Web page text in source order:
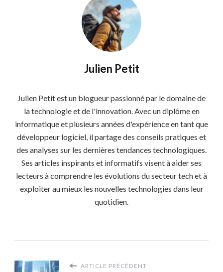
Julien Petit
Julien Petit est un blogueur passionné par le domaine de
la technologie et de l'innovation. Avec un diplôme en
informatique et plusieurs années d'expérience en tant que
développeur logiciel, il partage des conseils pratiques et
des analyses sur les dernières tendances technologiques.
Ses articles inspirants et informatifs visent à aider ses
lecteurs à comprendre les évolutions du secteur tech et à
exploiter au mieux les nouvelles technologies dans leur
quotidien.
ARTICLE PRÉCÉDENT